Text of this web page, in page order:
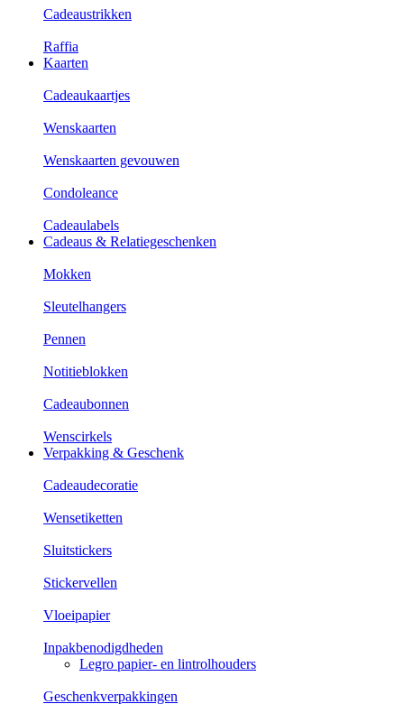
Cadeaustrikken
Raffia
Kaarten
Cadeaukaartjes
Wenskaarten
Wenskaarten gevouwen
Condoleance
Cadeaulabels
Cadeaus & Relatiegeschenken
Mokken
Sleutelhangers
Pennen
Notitieblokken
Cadeaubonnen
Wenscirkels
Verpakking & Geschenk
Cadeaudecoratie
Wensetiketten
Sluitstickers
Stickervellen
Vloeipapier
Inpakbenodigdheden
Legro papier- en lintrolhouders
Geschenkverpakkingen